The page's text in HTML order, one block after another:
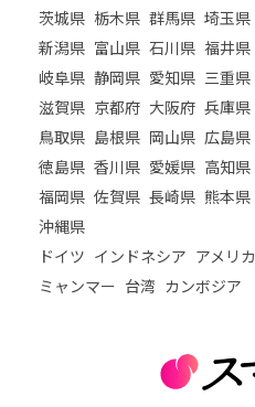
茨城県 栃木県 群馬県 埼玉県
新潟県 富山県 石川県 福井県
岐阜県 静岡県 愛知県 三重県
滋賀県 京都府 大阪府 兵庫県
鳥取県 島根県 岡山県 広島県
徳島県 香川県 愛媛県 高知県
福岡県 佐賀県 長崎県 熊本県
沖縄県
ドイツ インドネシア アメリカ
ミャンマー 台湾 カンボジア